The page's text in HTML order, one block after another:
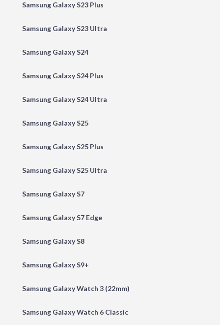
Samsung Galaxy S23 Plus
Samsung Galaxy S23 Ultra
Samsung Galaxy S24
Samsung Galaxy S24 Plus
Samsung Galaxy S24 Ultra
Samsung Galaxy S25
Samsung Galaxy S25 Plus
Samsung Galaxy S25 Ultra
Samsung Galaxy S7
Samsung Galaxy S7 Edge
Samsung Galaxy S8
Samsung Galaxy S9+
Samsung Galaxy Watch 3 (22mm)
Samsung Galaxy Watch 6 Classic